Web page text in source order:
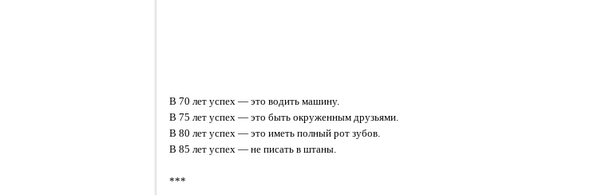
В 70 лет успех — это водить машину.
В 75 лет успех — это быть окруженным друзьями.
В 80 лет успех — это иметь полный рот зубов.
В 85 лет успех — не писать в штаны.
***